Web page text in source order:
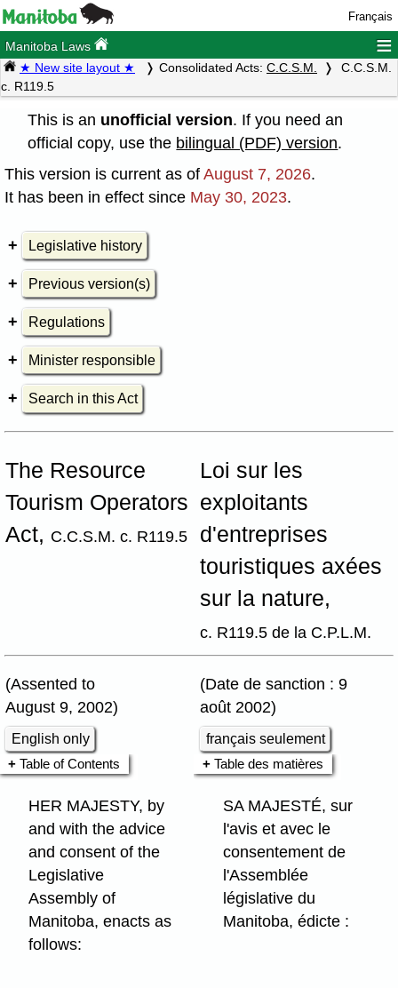
Français
Manitoba Laws ≡
★ New site layout ★ Consolidated Acts: C.C.S.M.
C.C.S.M.
c. R119.5
This is an unofficial version. If you need an
official copy, use the bilingual (PDF) version.
This version is current as of August 7, 2026.
It has been in effect since May 30, 2023.
Legislative history
Previous version(s)
Regulations
Minister responsible
Search in this Act
The Resource
Tourism Operators
Act, C.C.S.M. c. R119.5
Loi sur les
exploitants
d'entreprises
touristiques axées
sur la nature,
c. R119.5 de la C.P.L.M.
(Assented to
August 9, 2002)
(Date de sanction : 9
août 2002)
English only
français seulement
Table of Contents
Table des matières
HER MAJESTY, by
and with the advice
and consent of the
Legislative
Assembly of
Manitoba, enacts as
follows:
SA MAJESTÉ, sur
l'avis et avec le
consentement de
l'Assemblée
législative du
Manitoba, édicte :